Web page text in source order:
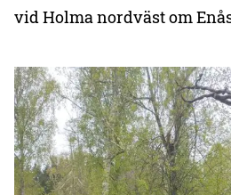
vid Holma nordväst om